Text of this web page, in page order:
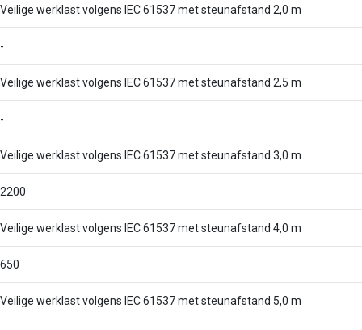
Veilige werklast volgens IEC 61537 met steunafstand 2,0 m
-
Veilige werklast volgens IEC 61537 met steunafstand 2,5 m
-
Veilige werklast volgens IEC 61537 met steunafstand 3,0 m
2200
Veilige werklast volgens IEC 61537 met steunafstand 4,0 m
650
Veilige werklast volgens IEC 61537 met steunafstand 5,0 m